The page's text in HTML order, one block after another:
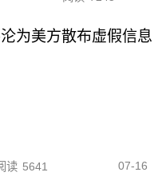
为美方散布虚假信息
读 5641 07-16